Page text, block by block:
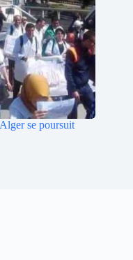
se poursuit